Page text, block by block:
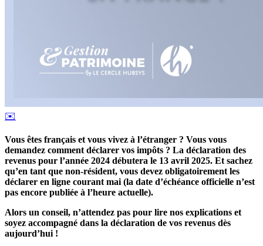
✉️
Vous êtes français et vous vivez à l’étranger ? Vous vous
demandez comment déclarer vos impôts ? La déclaration des
revenus pour l’année 2024 débutera le 13 avril 2025. Et sachez
qu’en tant que non-résident, vous devez obligatoirement les
déclarer en ligne courant mai (la date d’échéance officielle n’est
pas encore publiée à l’heure actuelle).
Alors un conseil, n’attendez pas pour lire nos explications et
soyez accompagné dans la déclaration de vos revenus dès
aujourd’hui !